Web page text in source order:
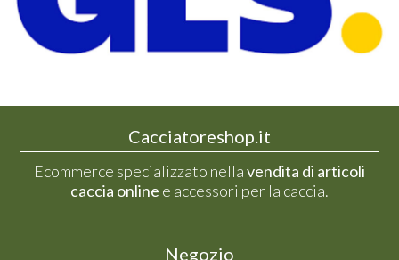
Cacciatoreshop.it
Ecommerce specializzato nellavendita di articoli
caccia online e accessori per la caccia.
Negozio